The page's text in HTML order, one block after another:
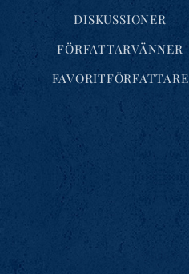
DISKUSSIONER
FÖRFATTARVÄNNER
FAVORITFÖRFATTARE